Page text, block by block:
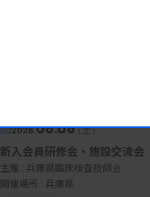
2026.08.08（土）
新入会員研修会・施設交流会
主催 : 兵庫県臨床検査技師会
開催場所 : 兵庫県